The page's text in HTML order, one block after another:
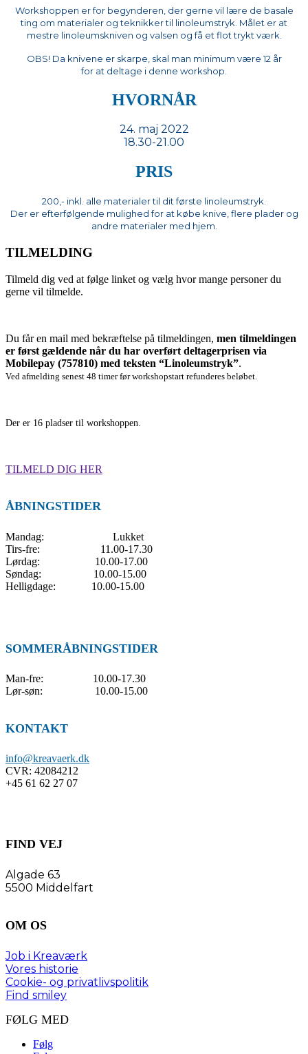
Workshoppen er for begynderen, der gerne vil lære de basale
ting om materialer og teknikker til linoleumstryk. Målet er at
mestre linoleumskniven og valsen og få et flot trykt værk.
OBS! Da knivene er skarpe, skal man minimum være 12 år
for at deltage i denne workshop.
HVORNÅR
24. maj 2022
18.30-21.00
PRIS
200,- inkl. alle materialer til dit første linoleumstryk.
Der er efterfølgende mulighed for at købe knive, flere plader og
andre materialer med hjem.
TILMELDING
Tilmeld dig ved at følge linket og vælg hvor mange personer du
gerne vil tilmelde.
Du får en mail med bekræftelse på tilmeldingen, men tilmeldingen
er først gældende når du har overført deltagerprisen via
Mobilepay (757810) med teksten “Linoleumstryk”.
Ved afmelding senest 48 timer før workshopstart refunderes beløbet.
Der er 16 pladser til workshoppen.
TILMELD DIG HER
ÅBNINGSTIDER
Mandag: Lukket
Tirs-fre: 11.00-17.30
Lørdag: 10.00-17.00
Søndag: 10.00-15.00
Helligdage: 10.00-15.00
SOMMERÅBNINGSTIDER
Man-fre: 10.00-17.30
Lør-søn: 10.00-15.00
KONTAKT
info@kreavaerk.dk
CVR: 42084212
+45 61 62 27 07
FIND VEJ
Algade 63
5500 Middelfart
OM OS
Job i Kreaværk
Vores historie
Cookie- og privatlivspolitik
Find smiley
FØLG MED
Følg